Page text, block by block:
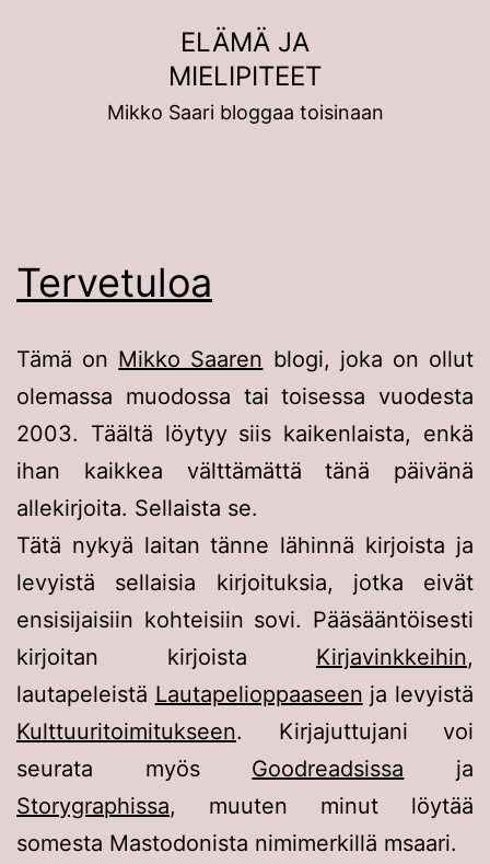
ELÄMÄ JA
MIELIPITEET
Mikko Saari bloggaa toisinaan
Tervetuloa
Tämä on Mikko Saaren blogi, joka on ollut
olemassa muodossa tai toisessa vuodesta
2003. Täältä löytyy siis kaikenlaista, enkä
ihan kaikkea välttämättä tänä päivänä
allekirjoita. Sellaista se.
Tätä nykyä laitan tänne lähinnä kirjoista ja
levyistä sellaisia kirjoituksia, jotka eivät
ensisijaisiin kohteisiin sovi. Pääsääntöisesti
kirjoitan kirjoista Kirjavinkkeihin,
lautapeleistä Lautapelioppaaseen ja levyistä
Kulttuuritoimitukseen. Kirjajuttujani voi
seurata myös Goodreadsissa ja
Storygraphissa, muuten minut löytää
somesta Mastodonista nimimerkillä msaari.